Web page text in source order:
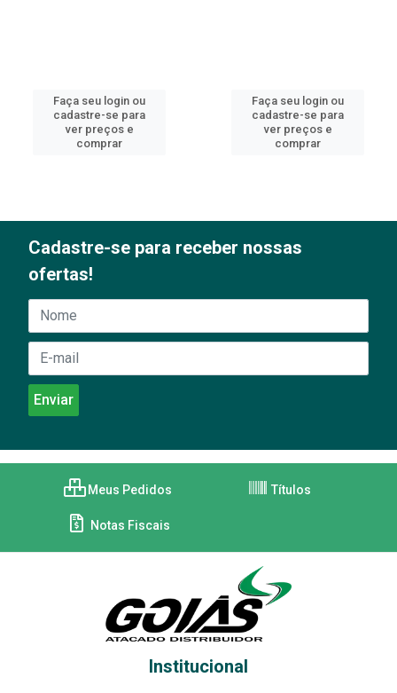
Faça seu login ou
cadastre-se para
ver preços e
comprar
Faça seu login ou
cadastre-se para
ver preços e
comprar
Cadastre-se para receber nossas
ofertas!
Meus Pedidos Títulos
Notas Fiscais
Institucional